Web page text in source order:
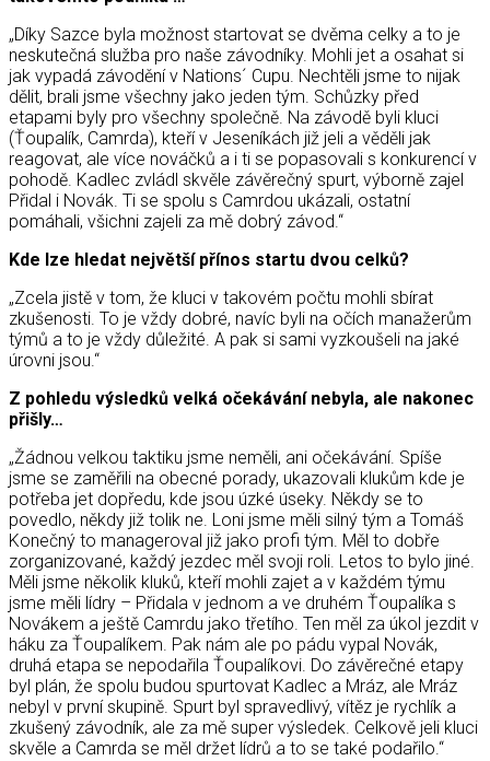
„Díky Sazce byla možnost startovat se dvěma celky a to je
neskutečná služba pro naše závodníky. Mohli jet a osahat si
jak vypadá závodění v Nations´ Cupu. Nechtěli jsme to nijak
dělit, brali jsme všechny jako jeden tým. Schůzky před
etapami byly pro všechny společně. Na závodě byli kluci
(Ťoupalík, Camrda), kteří v Jeseníkách již jeli a věděli jak
reagovat, ale více nováčků a i ti se popasovali s konkurencí v
pohodě. Kadlec zvládl skvěle závěrečný spurt, výborně zajel
Přidal i Novák. Ti se spolu s Camrdou ukázali, ostatní
pomáhali, všichni zajeli za mě dobrý závod.“
Kde lze hledat největší přínos startu dvou celků?
„Zcela jistě v tom, že kluci v takovém počtu mohli sbírat
zkušenosti. To je vždy dobré, navíc byli na očích manažerům
týmů a to je vždy důležité. A pak si sami vyzkoušeli na jaké
úrovni jsou.“
Z pohledu výsledků velká očekávání nebyla, ale nakonec
přišly…
„Žádnou velkou taktiku jsme neměli, ani očekávání. Spíše
jsme se zaměřili na obecné porady, ukazovali klukům kde je
potřeba jet dopředu, kde jsou úzké úseky. Někdy se to
povedlo, někdy již tolik ne. Loni jsme měli silný tým a Tomáš
Konečný to manageroval již jako profi tým. Měl to dobře
zorganizované, každý jezdec měl svoji roli. Letos to bylo jiné.
Měli jsme několik kluků, kteří mohli zajet a v každém týmu
jsme měli lídry – Přidala v jednom a ve druhém Ťoupalíka s
Novákem a ještě Camrdu jako třetího. Ten měl za úkol jezdit v
háku za Ťoupalíkem. Pak nám ale po pádu vypal Novák,
druhá etapa se nepodařila Ťoupalíkovi. Do závěrečné etapy
byl plán, že spolu budou spurtovat Kadlec a Mráz, ale Mráz
nebyl v první skupině. Spurt byl spravedlivý, vítěz je rychlík a
zkušený závodník, ale za mě super výsledek. Celkově jeli kluci
skvěle a Camrda se měl držet lídrů a to se také podařilo.“